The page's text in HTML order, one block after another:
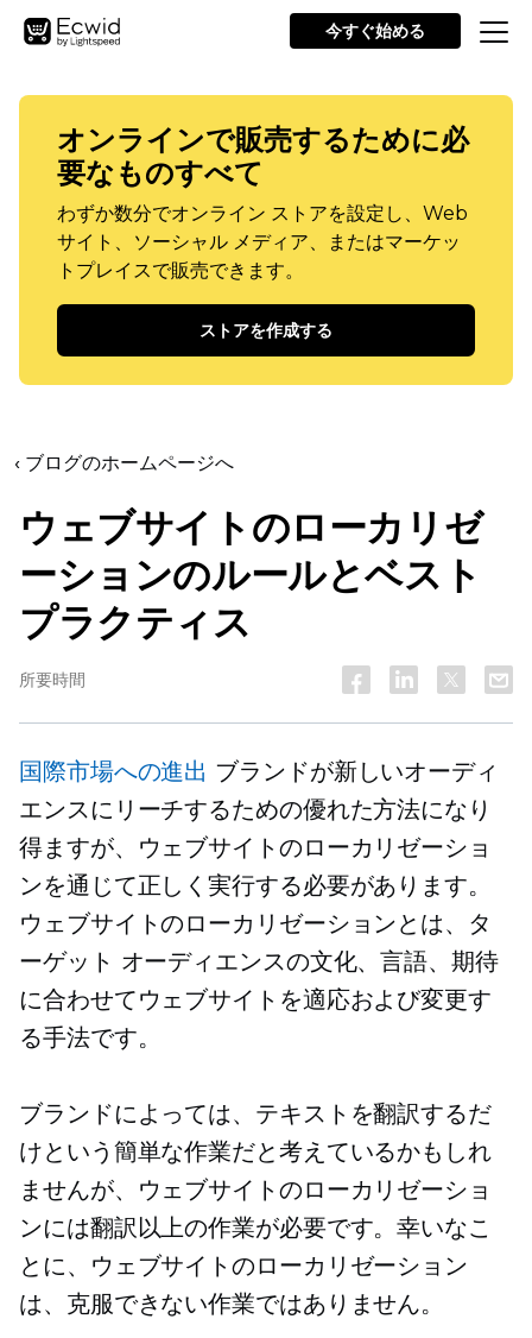
今すぐ始める
オンラインで販売するために必
要なものすべて
わずか数分でオンライン ストアを設定し、Web
サイト、ソーシャル メディア、またはマーケッ
トプレイスで販売できます。
ストアを作成する
‹ ブログのホームページへ
ウェブサイトのローカリゼ
ーションのルールとベスト
プラクティス
所要時間
国際市場への進出 ブランドが新しいオーディ
エンスにリーチするための優れた方法になり
得ますが、ウェブサイトのローカリゼーショ
ンを通じて正しく実行する必要があります。
ウェブサイトのローカリゼーションとは、タ
ーゲット オーディエンスの文化、言語、期待
に合わせてウェブサイトを適応および変更す
る手法です。
ブランドによっては、テキストを翻訳するだ
けという簡単な作業だと考えているかもしれ
ませんが、ウェブサイトのローカリゼーショ
ンには翻訳以上の作業が必要です。幸いなこ
とに、ウェブサイトのローカリゼーション
は、克服できない作業ではありません。